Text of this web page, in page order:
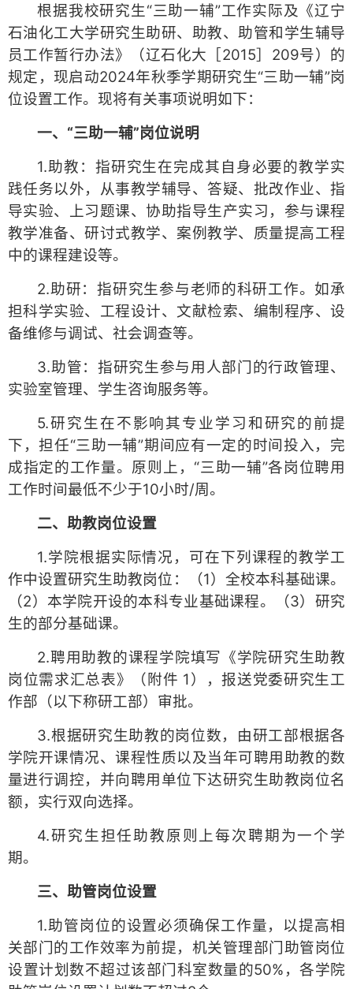
根据我校研究生“三助一辅”工作实际及《辽宁
石油化工大学研究生助研、助教、助管和学生辅导
员工作暂行办法》（辽石化大［2015］209号）的
规定，现启动2024年秋季学期研究生“三助一辅”岗
位设置工作。现将有关事项说明如下：
一、“三助一辅”岗位说明
1.助教：指研究生在完成其自身必要的教学实
践任务以外，从事教学辅导、答疑、批改作业、指
导实验、上习题课、协助指导生产实习，参与课程
教学准备、研讨式教学、案例教学、质量提高工程
中的课程建设等。
2.助研：指研究生参与老师的科研工作。如承
担科学实验、工程设计、文献检索、编制程序、设
备维修与调试、社会调查等。
3.助管：指研究生参与用人部门的行政管理、
实验室管理、学生咨询服务等。
5.研究生在不影响其专业学习和研究的前提
下，担任“三助一辅”期间应有一定的时间投入，完
成指定的工作量。原则上，“三助一辅”各岗位聘用
工作时间最低不少于10小时/周。
二、助教岗位设置
1.学院根据实际情况，可在下列课程的教学工
作中设置研究生助教岗位：（1）全校本科基础课。
（2）本学院开设的本科专业基础课程。（3）研究
生的部分基础课。
2.聘用助教的课程学院填写《学院研究生助教
岗位需求汇总表》（附件 1），报送党委研究生工
作部（以下称研工部）审批。
3.根据研究生助教的岗位数，由研工部根据各
学院开课情况、课程性质以及当年可聘用助教的数
量进行调控，并向聘用单位下达研究生助教岗位名
额，实行双向选择。
4.研究生担任助教原则上每次聘期为一个学
期。
三、助管岗位设置
1.助管岗位的设置必须确保工作量，以提高相
关部门的工作效率为前提，机关管理部门助管岗位
设置计划数不超过该部门科室数量的50%，各学院